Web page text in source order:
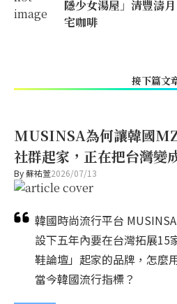
隱少女湯屋」清豐濤
宅咖啡
接下篇文
MUSINSA為何讓韓國
社群起家，正在把台灣變
By蘇祐萱2026/07/13
韓國時尚流行平台
設下五年內要在台灣拓展15
鞋論壇」起家的品牌，怎麼
當今韓國流行指標？